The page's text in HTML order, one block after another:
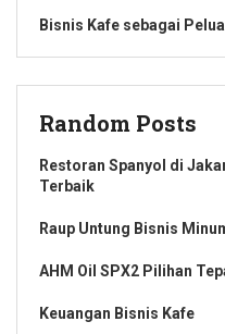
Bisnis Kafe sebagai
Random Posts
Restoran Spanyol di
Terbaik
Raup Untung Bisnis
AHM Oil SPX2 Pilihan
Keuangan Bisnis Kafe